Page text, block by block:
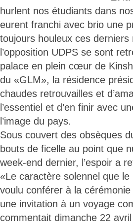
hurlent nos étudiants dans
eurent franchi avec brio une
toujours houleux ces
l’opposition UDPS se sont
palace en plein cœur de
du «GLM», la résidence
chaudes retrouvailles et
l’essentiel et d’en finir avec
l’image du pays.
Sous couvert des obsèques
bouts de ficelle au point que
week-end dernier, l’espoir a
«Le caractère solennel que
voulu conférer à la
une invitation à un voyage
commentait dimanche 22